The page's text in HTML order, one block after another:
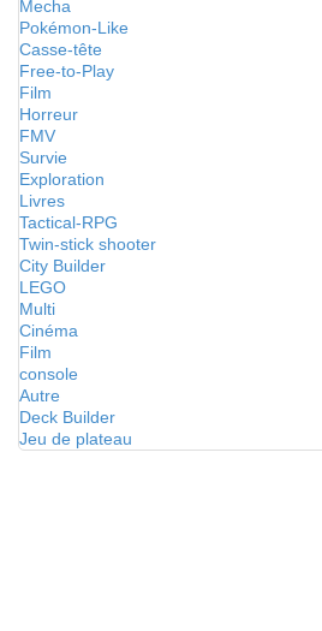
Mecha
Pokémon-Like
Casse-tête
Free-to-Play
Film
Horreur
FMV
Survie
Exploration
Livres
Tactical-RPG
Twin-stick shooter
City Builder
LEGO
Multi
Cinéma
Film
console
Autre
Deck Builder
Jeu de plateau